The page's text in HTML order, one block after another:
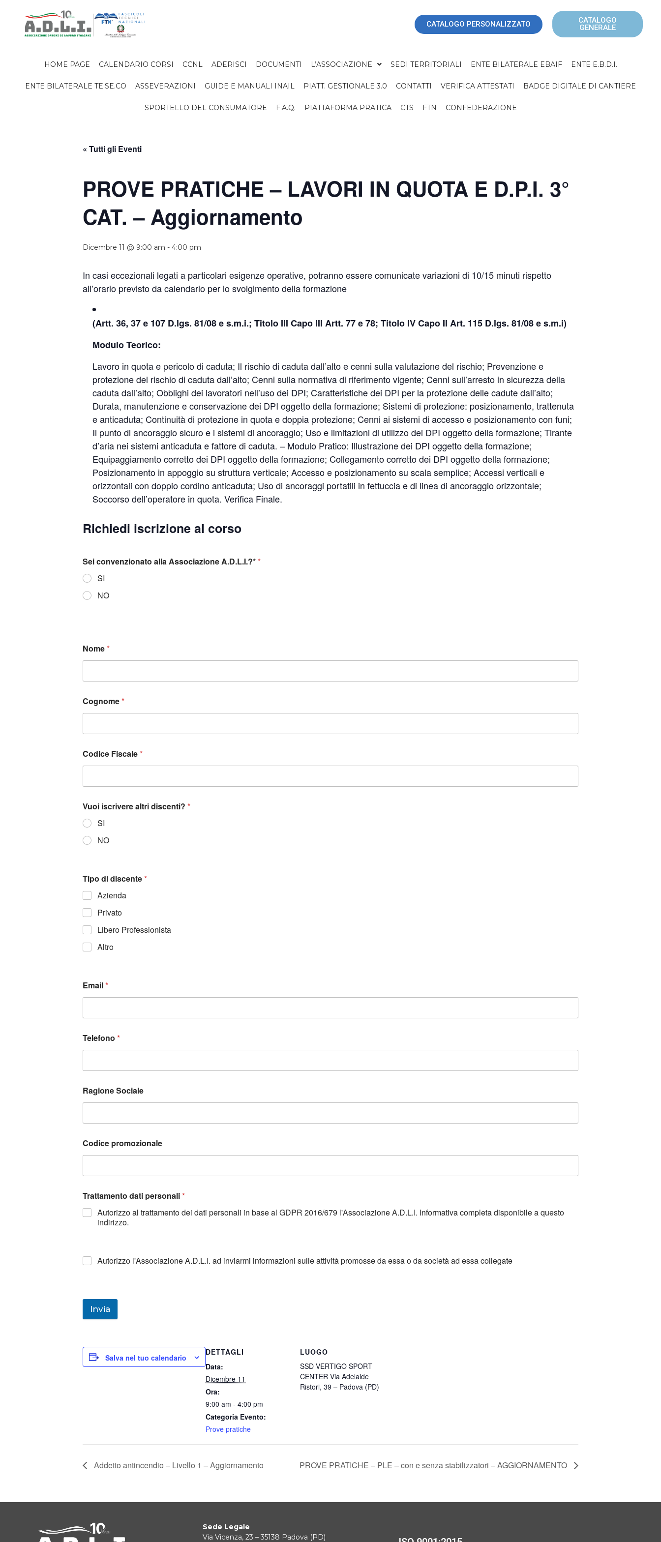
CATALOGO PERSONALIZZATO
CATALOGO
GENERALE
HOME PAGE CALENDARIO CORSI CCNL ADERISCI DOCUMENTI L’ASSOCIAZIONE SEDI TERRITORIALI ENTE BILATERALE EBAIF ENTE E.B.D.I.
ENTE BILATERALE TE.SE.CO ASSEVERAZIONI GUIDE E MANUALI INAIL PIATT. GESTIONALE 3.0 CONTATTI VERIFICA ATTESTATI BADGE DIGITALE DI CANTIERE
SPORTELLO DEL CONSUMATORE F.A.Q. PIATTAFORMA PRATICA CTS FTN CONFEDERAZIONE
« Tutti gli Eventi
PROVE PRATICHE – LAVORI IN QUOTA E D.P.I. 3°
CAT. – Aggiornamento
Dicembre 11 @ 9:00 am - 4:00 pm
In casi eccezionali legati a particolari esigenze operative, potranno essere comunicate variazioni di 10/15 minuti rispetto
all’orario previsto da calendario per lo svolgimento della formazione
(Artt. 36, 37 e 107 D.lgs. 81/08 e s.m.i.; Titolo III Capo III Artt. 77 e 78; Titolo IV Capo II Art. 115 D.lgs. 81/08 e s.m.i)
Modulo Teorico:
Lavoro in quota e pericolo di caduta; Il rischio di caduta dall’alto e cenni sulla valutazione del rischio; Prevenzione e
protezione del rischio di caduta dall’alto; Cenni sulla normativa di riferimento vigente; Cenni sull’arresto in sicurezza della
caduta dall’alto; Obblighi dei lavoratori nell’uso dei DPI; Caratteristiche dei DPI per la protezione delle cadute dall’alto;
Durata, manutenzione e conservazione dei DPI oggetto della formazione; Sistemi di protezione: posizionamento, trattenuta
e anticaduta; Continuità di protezione in quota e doppia protezione; Cenni ai sistemi di accesso e posizionamento con funi;
Il punto di ancoraggio sicuro e i sistemi di ancoraggio; Uso e limitazioni di utilizzo dei DPI oggetto della formazione; Tirante
d’aria nei sistemi anticaduta e fattore di caduta. – Modulo Pratico: Illustrazione dei DPI oggetto della formazione;
Equipaggiamento corretto dei DPI oggetto della formazione; Collegamento corretto dei DPI oggetto della formazione;
Posizionamento in appoggio su struttura verticale; Accesso e posizionamento su scala semplice; Accessi verticali e
orizzontali con doppio cordino anticaduta; Uso di ancoraggi portatili in fettuccia e di linea di ancoraggio orizzontale;
Soccorso dell’operatore in quota. Verifica Finale.
Richiedi iscrizione al corso
Sei convenzionato alla Associazione A.D.L.I.?**
SI
NO
Nome*
Cognome*
Codice Fiscale*
Vuoi iscrivere altri discenti? *
SI
NO
Tipo di discente*
Azienda
Privato
Libero Professionista
Altro
Email*
Telefono *
Ragione Sociale
Codice promozionale
Trattamento dati personali*
Autorizzo al trattamento dei dati personali in base al GDPR 2016/679 l'Associazione A.D.L.I. Informativa completa disponibile a questo
indirizzo.
Autorizzo l'Associazione A.D.L.I. ad inviarmi informazioni sulle attività promosse da essa o da società ad essa collegate
Invia
Salva nel tuo calendario
DETTAGLI
Data:
Dicembre 11
Ora:
9:00 am - 4:00 pm
Categoria Evento:
Prove pratiche
LUOGO
SSD VERTIGO SPORT
CENTER Via Adelaide
Ristori, 39 – Padova (PD)
Addetto antincendio – Livello 1 – Aggiornamento PROVE PRATICHE – PLE – con e senza stabilizzatori – AGGIORNAMENTO
Sede Legale
Via Vicenza, 23 – 35138 Padova (PD)